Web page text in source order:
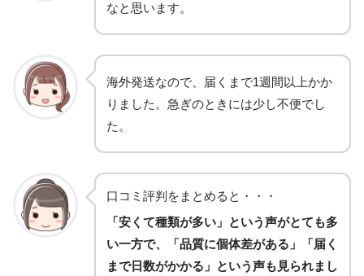
なと思います。
海外発送なので、届くまで1週間以上かか
りました。急ぎのときには少し不便でし
た。
口コミ評判をまとめると・・・
「安くて種類が多い」という声がとても多
い一方で、「品質に個体差がある」「届く
まで日数がかかる」という声も見られまし